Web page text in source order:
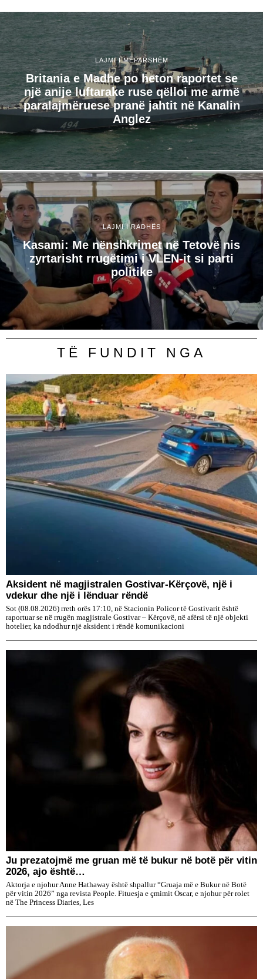
LAJMI I MËPARSHËM
Britania e Madhe po heton raportet se
një anije luftarake ruse qëlloi me armë
paralajmëruese pranë jahtit në Kanalin
Anglez
LAJMI I RADHËS
Kasami: Me nënshkrimet në Tetovë nis
zyrtarisht rrugëtimi i VLEN-it si parti
politike
TË FUNDIT NGA
Aksident në magjistralen Gostivar-Kërçovë, një i
vdekur dhe një i lënduar rëndë
Sot (08.08.2026) rreth orës 17:10, në Stacionin Policor të Gostivarit është
raportuar se në rrugën magjistrale Gostivar – Kërçovë, në afërsi të një objekti
hotelier, ka ndodhur një aksident i rëndë komunikacioni
Ju prezatojmë me gruan më të bukur në botë për vitin
2026, ajo është…
Aktorja e njohur Anne Hathaway është shpallur “Gruaja më e Bukur në Botë
për vitin 2026” nga revista People. Fituesja e çmimit Oscar, e njohur për rolet
në The Princess Diaries, Les